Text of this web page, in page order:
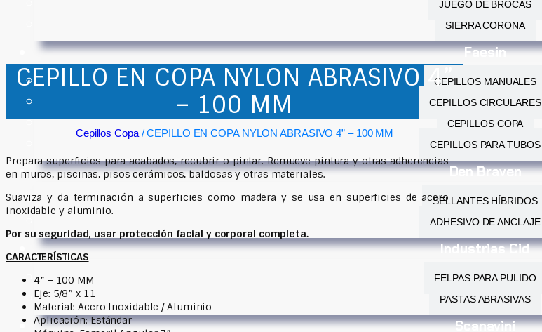
JUEGO DE BROCAS
SIERRA CORONA
Faesin
CEPILLOS MANUALES
CEPILLOS CIRCULARES
CEPILLOS COPA
CEPILLOS PARA TUBOS
Den Braven
SELLANTES HÍBRIDOS
ADHESIVO DE ANCLAJE
Industrias Cid
FELPAS PARA PULIDO
PASTAS ABRASIVAS
Scanavini
CEPILLO EN COPA NYLON ABRASIVO 4”
– 100 MM
Cepillos Copa/ CEPILLO EN COPA NYLON ABRASIVO 4” – 100 MM
Prepara superficies para acabados, recubrir o pintar. Remueve pintura y otras adherencias
en muros, piscinas, pisos cerámicos, baldosas y otras materiales.
Suaviza y da terminación a superficies como madera y se usa en superficies de acero
inoxidable y aluminio.
Por su seguridad, usar protección facial y corporal completa.
CARACTERÍSTICAS
4” – 100 MM
Eje: 5/8” x 11
Material: Acero Inoxidable / Aluminio
Aplicación: Estándar